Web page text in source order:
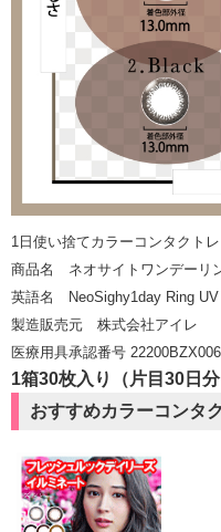
1日使い捨てカラーコンタクト
商品名 ネオサイトワンデーリ
英語名 NeoSighy1day Ring UV
製造販売元 株式会社アイレ
医療用具承認番号
1箱30枚入り（片目30日
おすすめカラーコンタ